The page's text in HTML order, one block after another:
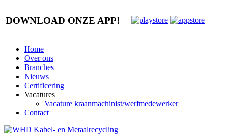
DOWNLOAD ONZE APP!
Home
Over ons
Branches
Nieuws
Certificering
Vacatures
Vacature kraanmachinist/werfmedewerker
Contact